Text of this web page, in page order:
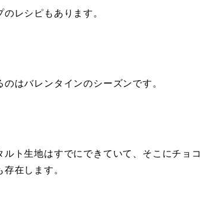
レシピもあります。
はバレンタインのシーズンです。
ト生地はすでにできていて、そこにチョコ
在します。